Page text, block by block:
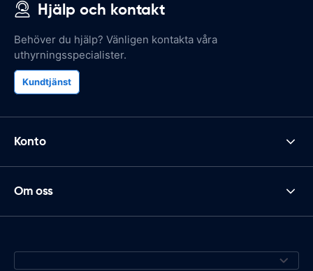
Hjälp och kontakt
Behöver du hjälp? Vänligen kontakta våra
uthyrningsspecialister.
Kundtjänst
Konto
Om oss